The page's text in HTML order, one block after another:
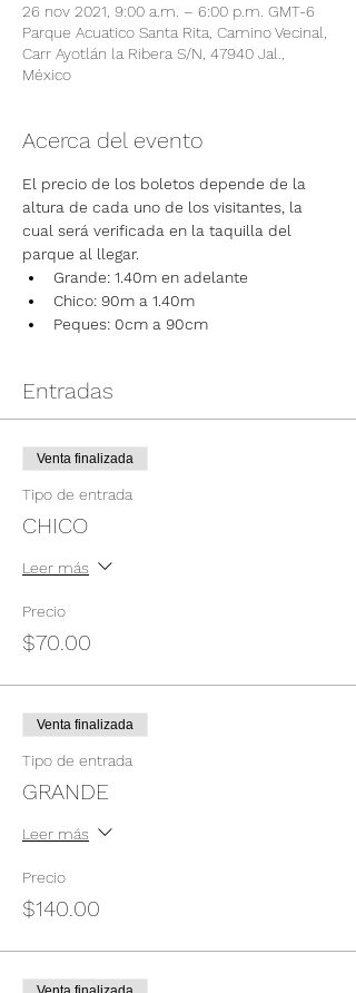
26 nov 2021, 9:00 a.m. – 6:00 p.m. GMT-6
Parque Acuatico Santa Rita, Camino Vecinal,
Carr Ayotlán la Ribera S/N, 47940 Jal.,
México
Acerca del evento
El precio de los boletos depende de la
altura de cada uno de los visitantes, la
cual será verificada en la taquilla del
parque al llegar.
Grande: 1.40m en adelante
Chico: 90m a 1.40m
Peques: 0cm a 90cm
Entradas
Venta finalizada
Tipo de entrada
CHICO
Leer más
Precio
$70.00
Venta finalizada
Tipo de entrada
GRANDE
Leer más
Precio
$140.00